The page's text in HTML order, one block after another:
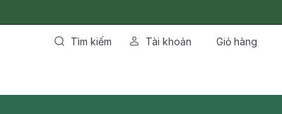
Tìm kiếm Tài khoản Giỏ hàng